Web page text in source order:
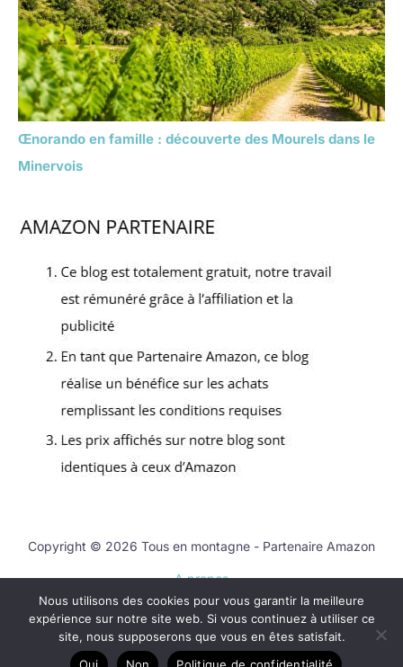
Œnorando en famille : découverte des Mourels dans le
Minervois
Copyright © 2026 Tous en montagne - Partenaire Amazon
A propos
Contact
Mentions légales
Politique de confidentialité
Nous utilisons des cookies pour vous garantir la meilleure
expérience sur notre site web. Si vous continuez à utiliser ce
site, nous supposerons que vous en êtes satisfait.
Oui
Non Politique de confidentialité